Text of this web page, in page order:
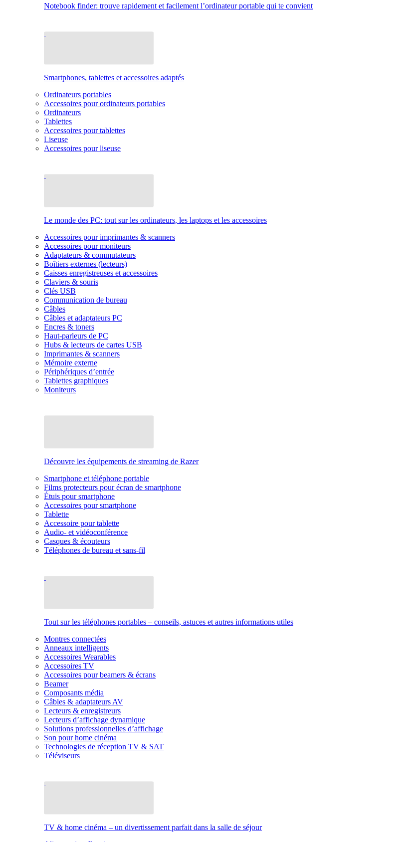
Notebook finder: trouve rapidement et facilement l’ordinateur portable qui te convient
Smartphones, tablettes et accessoires adaptés
Ordinateurs portables
Accessoires pour ordinateurs portables
Ordinateurs
Tablettes
Accessoires pour tablettes
Liseuse
Accessoires pour liseuse
Le monde des PC: tout sur les ordinateurs, les laptops et les accessoires
Accessoires pour imprimantes & scanners
Accessoires pour moniteurs
Adaptateurs & commutateurs
Boîtiers externes (lecteurs)
Caisses enregistreuses et accessoires
Claviers & souris
Clés USB
Communication de bureau
Câbles
Câbles et adaptateurs PC
Encres & toners
Haut-parleurs de PC
Hubs & lecteurs de cartes USB
Imprimantes & scanners
Mémoire externe
Périphériques d’entrée
Tablettes graphiques
Moniteurs
Découvre les équipements de streaming de Razer
Smartphone et téléphone portable
Films protecteurs pour écran de smartphone
Étuis pour smartphone
Accessoires pour smartphone
Tablette
Accessoire pour tablette
Audio- et vidéoconférence
Casques & écouteurs
Téléphones de bureau et sans-fil
Tout sur les téléphones portables – conseils, astuces et autres informations utiles
Montres connectées
Anneaux intelligents
Accessoires Wearables
Accessoires TV
Accessoires pour beamers & écrans
Beamer
Composants média
Câbles & adaptateurs AV
Lecteurs & enregistreurs
Lecteurs d’affichage dynamique
Solutions professionnelles d’affichage
Son pour home cinéma
Technologies de réception TV & SAT
Téléviseurs
TV & home cinéma – un divertissement parfait dans la salle de séjour